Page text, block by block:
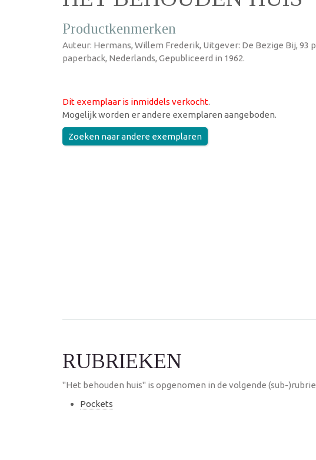
Productkenmerken
Auteur: Hermans, Willem Frederik, Uitgever: De Bezige Bij, 93
paperback, Nederlands, Gepubliceerd in 1962.
Dit exemplaar is inmiddels verkocht.
Mogelijk worden er andere exemplaren aangeboden.
Zoeken naar andere exemplaren
RUBRIEKEN
"Het behouden huis" is opgenomen in de volgende (sub-
Pockets